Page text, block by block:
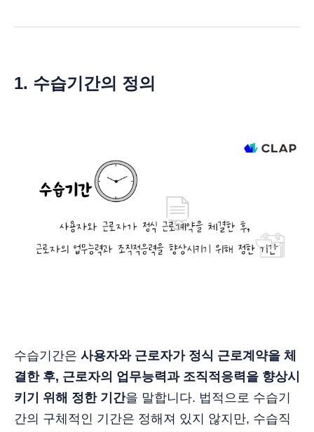
1. 수습기간의 정의
수습기간은 사용자와 근로자가 정식 근로계약을 체
결한 후, 근로자의 업무능력과 조직적응력을 향상시
키기 위해 정한 기간을 말합니다. 법적으로 수습기
간의 구체적인 기간은 정해져 있지 않지만, 수습직